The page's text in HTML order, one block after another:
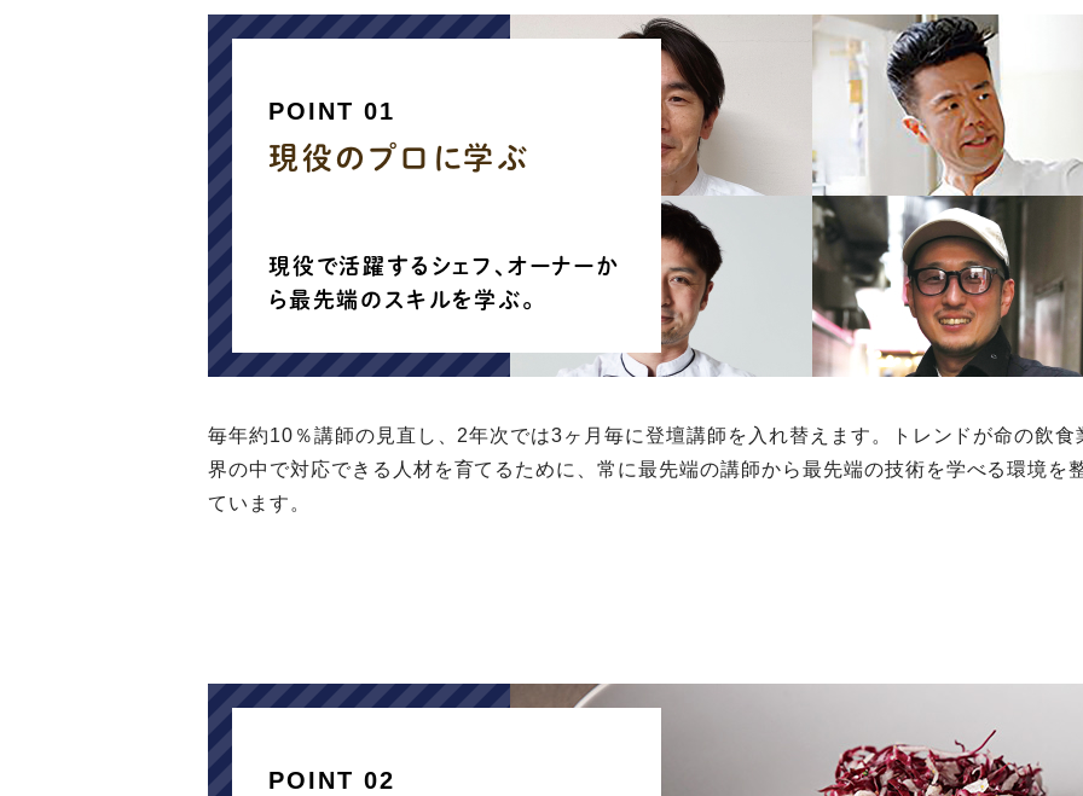
POINT 01
現役のプロに学ぶ
現役で活躍するシェフ、オーナーか
ら最先端のスキルを学ぶ。
毎年約10％講師の⾒直し、2年次では3ヶ⽉毎に登壇講師を⼊れ替えます。トレンドが命の飲⾷
界の中で対応できる⼈材を育てるために、常に最先端の講師から最先端の技術を学べる環境を
ています。
POINT 02